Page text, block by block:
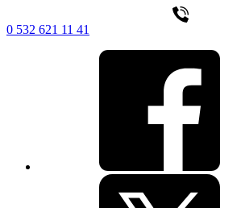
0 532 621 11 41